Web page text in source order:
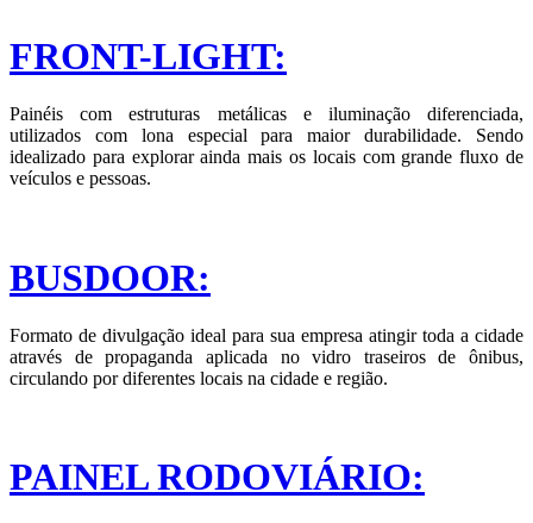
FRONT-LIGHT:
Painéis com estruturas metálicas e iluminação diferenciada,
utilizados com lona especial para maior durabilidade. Sendo
idealizado para explorar ainda mais os locais com grande fluxo de
veículos e pessoas.
BUSDOOR:
Formato de divulgação ideal para sua empresa atingir toda a cidade
através de propaganda aplicada no vidro traseiros de ônibus,
circulando por diferentes locais na cidade e região.
PAINEL RODOVIÁRIO: